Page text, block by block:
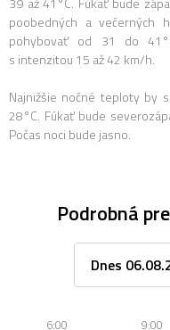
poobedných a večerných
pohybovať od 31 do
s intenzitou 15 až 42 km/h.
Najnižšie nočné teploty by
28°C. Fúkať bude
Počas noci bude jasno.
Podrobná
6:00 9:00